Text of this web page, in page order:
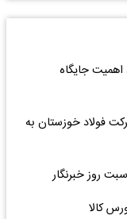
اهمیت جایگاه
فولاد خوزستان به
روز خبرنگار